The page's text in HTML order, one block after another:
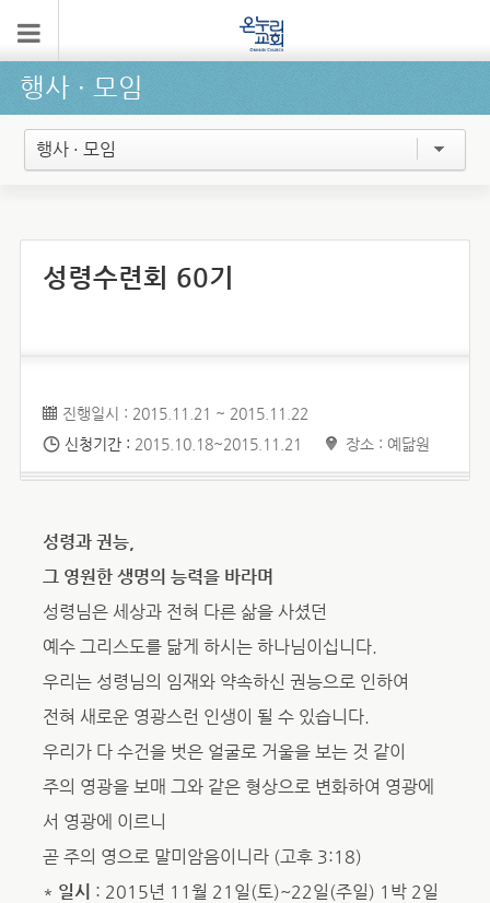
행사 ∙ 모임
행사 · 모임
성령수련회 60기
진행일시 : 2015.11.21 ~ 2015.11.22
신청기간 : 2015.10.18~2015.11.21 장소 : 예닮원
성령과 권능,
그 영원한 생명의 능력을 바라며
성령님은 세상과 전혀 다른 삶을 사셨던
예수 그리스도를 닮게 하시는 하나님이십니다.
우리는 성령님의 임재와 약속하신 권능으로 인하여
전혀 새로운 영광스런 인생이 될 수 있습니다.
우리가 다 수건을 벗은 얼굴로 거울을 보는 것 같이
주의 영광을 보매 그와 같은 형상으로 변화하여 영광에
서 영광에 이르니
곧 주의 영으로 말미암음이니라 (고후 3:18)
* 일시 : 2015년 11월 21일(토)~22일(주일) 1박 2일